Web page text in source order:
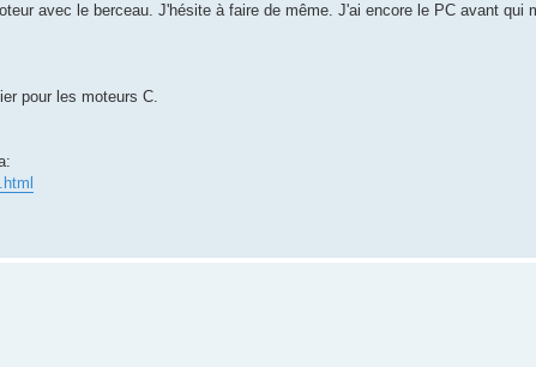
avec le berceau. J'hésite à faire de même. J'ai encore le PC avant qui
pour les moteurs C.